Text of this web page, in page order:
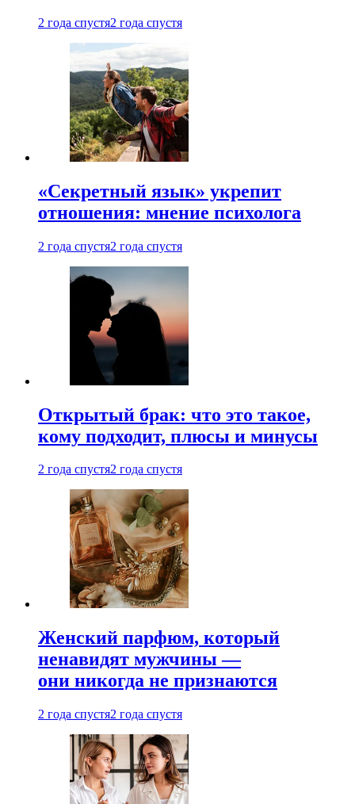
2 года спустя2 года спустя
«Секретный язык» укрепит
отношения: мнение психолога
2 года спустя2 года спустя
Открытый брак: что это такое,
кому подходит, плюсы и минусы
2 года спустя2 года спустя
Женский парфюм, который
ненавидят мужчины —
они никогда не признаются
2 года спустя2 года спустя